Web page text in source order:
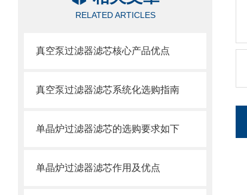
RELATED ARTICLES
真空泵过滤器滤芯核心产品优点
真空泵过滤器滤芯系统化选购指南
单晶炉过滤器滤芯的选购要求如下
单晶炉过滤器滤芯作用及优点